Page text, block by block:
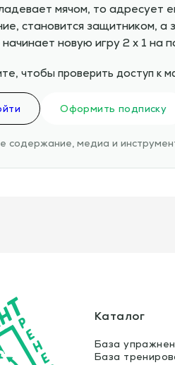
мячом, то адресует
становится защитником,
начинает новую игру 2 х 1 на
чтобы проверить доступ к
Оформить подписку
содержание, медиа и
Каталог
База
База